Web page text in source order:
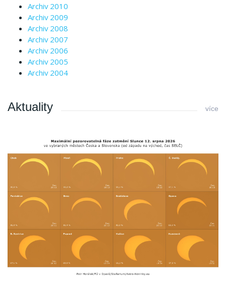
Archiv 2010
Archiv 2009
Archiv 2008
Archiv 2007
Archiv 2006
Archiv 2005
Archiv 2004
Aktuality více